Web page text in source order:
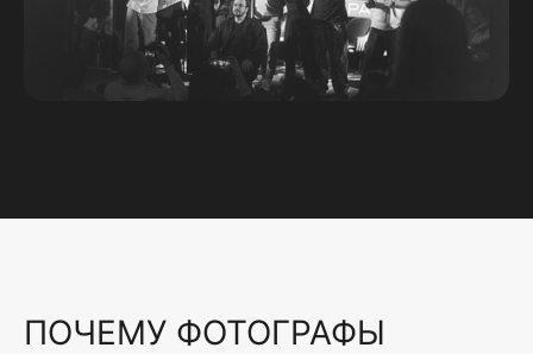
ПОЧЕМУ ФОТОГРАФЫ